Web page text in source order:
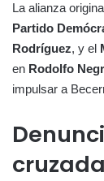
La alianza
Partido
Rodríguez, y el
en Rodolfo
impulsar a